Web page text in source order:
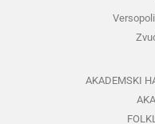
AKADEMSKI